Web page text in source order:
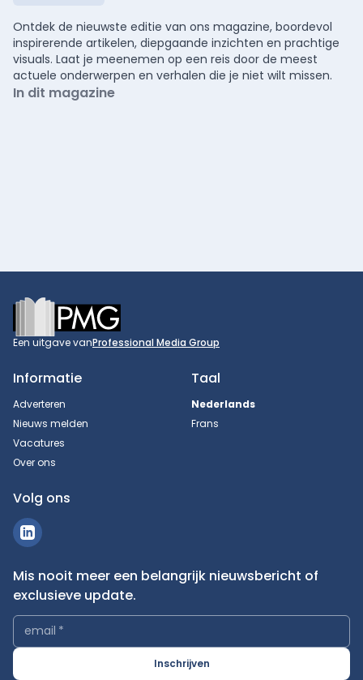
Ontdek de nieuwste editie van ons magazine, boordevol
inspirerende artikelen, diepgaande inzichten en prachtige
visuals. Laat je meenemen op een reis door de meest
actuele onderwerpen en verhalen die je niet wilt missen.
In dit magazine
Footer
Een uitgave vanProfessional Media Group
Informatie
Adverteren
Nieuws melden
Vacatures
Over ons
Taal
Nederlands
Frans
Volg ons
Mis nooit meer een belangrijk nieuwsbericht of
exclusieve update.
email *
Inschrijven